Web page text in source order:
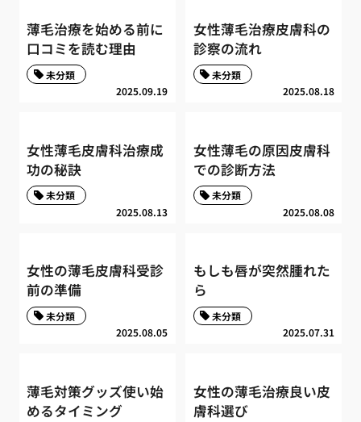
薄毛治療を始める前に
口コミを読む理由
2025.09.19
未分類
女性薄毛治療皮膚科の
診察の流れ
2025.08.18
未分類
女性薄毛皮膚科治療成
功の秘訣
2025.08.13
未分類
女性薄毛の原因皮膚科
での診断方法
2025.08.08
未分類
女性の薄毛皮膚科受診
前の準備
2025.08.05
未分類
もしも唇が突然腫れた
ら
2025.07.31
未分類
薄毛対策グッズ使い始
めるタイミング
女性の薄毛治療良い皮
膚科選び